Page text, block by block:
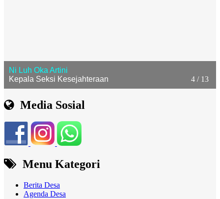
4 / 13
Ni Luh Oka Artini
Kepala Seksi Kesejahteraan
Media Sosial
Menu Kategori
Berita Desa
Agenda Desa